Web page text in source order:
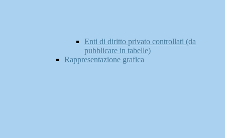
Enti di diritto privato controllati (da
pubblicare in tabelle)
Rappresentazione grafica